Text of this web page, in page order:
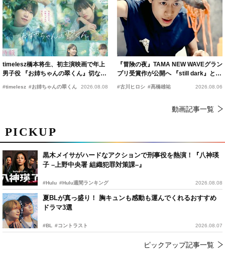
PICKUP
黒木メイサがハードなアクションで刑事役を熱演！『八神瑛
子 –上野中央署 組織犯罪対策課–』
#Hulu #Hulu週間ランキング 2026.08.08
夏BLが真っ盛り！ 胸キュンも感動も運んでくれるおすすめ
ドラマ3選
#BL #コントラスト 2026.08.07
ピックアップ記事一覧
timelesz橋本将生、初主演映画で年上
男子役 『お姉ちゃんの翠くん』切ない
#timelesz #お姉ちゃんの翠くん 2026.08.08
『冒険の夜』TAMA NEW WAVEグラン
プリ受賞作が公開へ 『still dark』と同
#古川ヒロシ #髙橋雄祐 2026.08.06
動画記事一覧